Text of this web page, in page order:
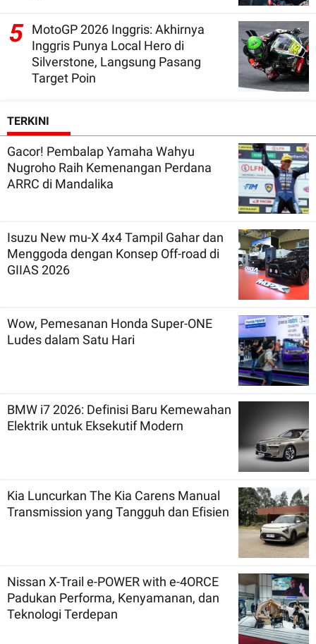
5 MotoGP 2026 Inggris: Akhirnya
Inggris Punya Local Hero di
Silverstone, Langsung Pasang
Target Poin
TERKINI
Gacor! Pembalap Yamaha Wahyu
Nugroho Raih Kemenangan Perdana
ARRC di Mandalika
Isuzu New mu-X 4x4 Tampil Gahar dan
Menggoda dengan Konsep Off-road di
GIIAS 2026
Wow, Pemesanan Honda Super-ONE
Ludes dalam Satu Hari
BMW i7 2026: Definisi Baru Kemewahan
Elektrik untuk Eksekutif Modern
Kia Luncurkan The Kia Carens Manual
Transmission yang Tangguh dan Efisien
Nissan X-Trail e-POWER with e-4ORCE
Padukan Performa, Kenyamanan, dan
Teknologi Terdepan